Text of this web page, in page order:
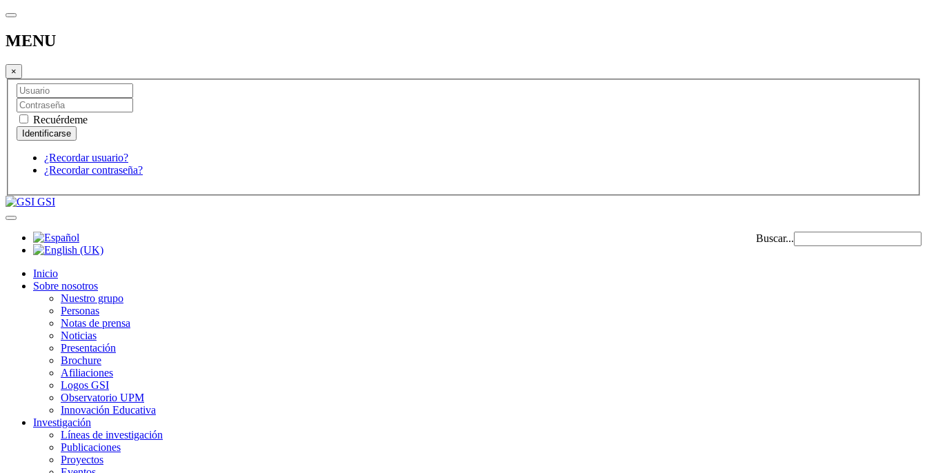
MENU
×
Recuérdeme
¿Recordar usuario?
¿Recordar contraseña?
GSI
Buscar...
Inicio
Sobre nosotros
Nuestro grupo
Personas
Notas de prensa
Noticias
Presentación
Brochure
Afiliaciones
Logos GSI
Observatorio UPM
Innovación Educativa
Investigación
Líneas de investigación
Publicaciones
Proyectos